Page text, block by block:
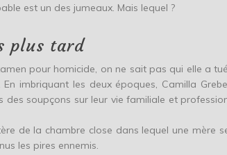
est un des jumeaux. Mais lequel ?
plus tard
pour homicide, on ne sait pas qui elle a
imbriquant les deux époques, Camilla
des soupçons sur leur vie familiale et
de la chambre close dans lequel une mère
les pires ennemis.